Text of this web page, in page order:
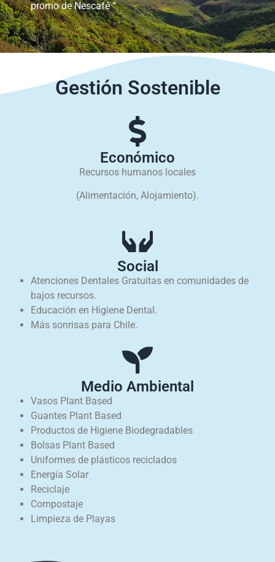
promo de Nescafé “
Gestión Sostenible
Económico
Recursos humanos locales
(Alimentación, Alojamiento).
Social
Atenciones Dentales Gratuitas en comunidades de
bajos recursos.
Educación en Higiene Dental.
Más sonrisas para Chile.
Medio Ambiental
Vasos Plant Based
Guantes Plant Based
Productos de Higiene Biodegradables
Bolsas Plant Based
Uniformes de plásticos reciclados
Energía Solar
Reciclaje
Compostaje
Limpieza de Playas